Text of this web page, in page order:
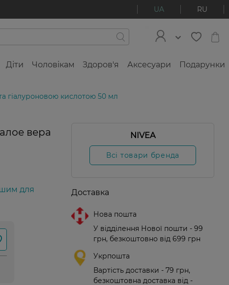
UA RU
Діти Чоловікам Здоров'я Аксесуари Подарунки
гіалуроновою кислотою 50 мл
Новинкавера
для
NIVEA
Всі товари бренда
Доставка
Нова пошта
У відділення Нової пошти - 99
грн, безкоштовно від 699 грн
Укрпошта
Вартість доставки - 79 грн,
безкоштовна доставка від -